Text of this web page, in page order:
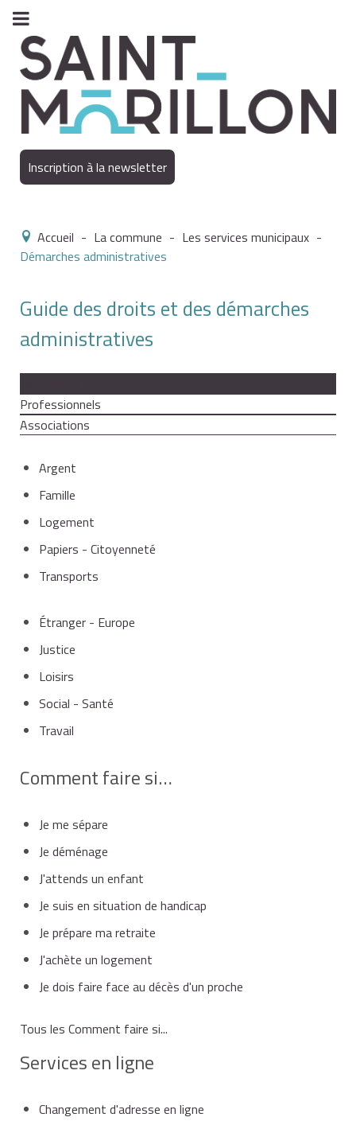
Inscription à la newsletter
Accueil - La commune - Les services municipaux -
Démarches administratives
Guide des droits et des démarches
administratives
Professionnels
Associations
Argent
Famille
Logement
Papiers - Citoyenneté
Transports
Étranger - Europe
Justice
Loisirs
Social - Santé
Travail
Comment faire si…
Je me sépare
Je déménage
J'attends un enfant
Je suis en situation de handicap
Je prépare ma retraite
J'achète un logement
Je dois faire face au décès d'un proche
Tous les Comment faire si...
Services en ligne
Changement d'adresse en ligne